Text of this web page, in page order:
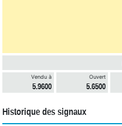
Vendu à
5.9600
Ouvert
5.6500
Historique des signaux